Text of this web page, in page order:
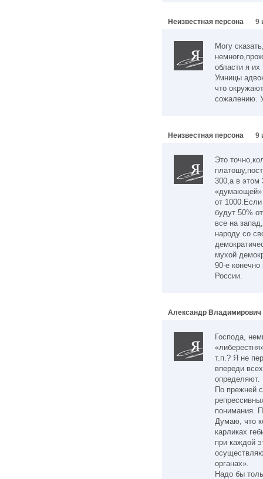
Неизвестная персона 9
Могу
области я их
Умницы
что
сожалению.
Неизвестная персона 9
Это
300,а в этом
«думающей»
от
будут 50%
все на
народу со
мухой
90-е
России.
Александр Владимирович
Господа,
т.п.? Я не
впереди
определяют.
По прежней
понимания.
Думаю, что
карликах
при каждой
органах».
Надо бы